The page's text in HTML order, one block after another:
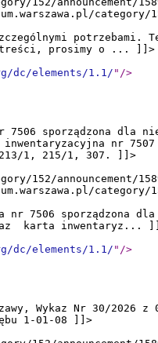
category/
potrzebami.
treści, prosimy o ... ]]>
dc/elements/1.1/ " />
7506 sporządzona dla
nr
1, 215/1, 307. ]]>
152/announcement/
category/
nr 7506 sporządzona
karta inwentaryz...
dc/elements/1.1/ " />
Wykaz Nr 30/
1-01-08 ]]>